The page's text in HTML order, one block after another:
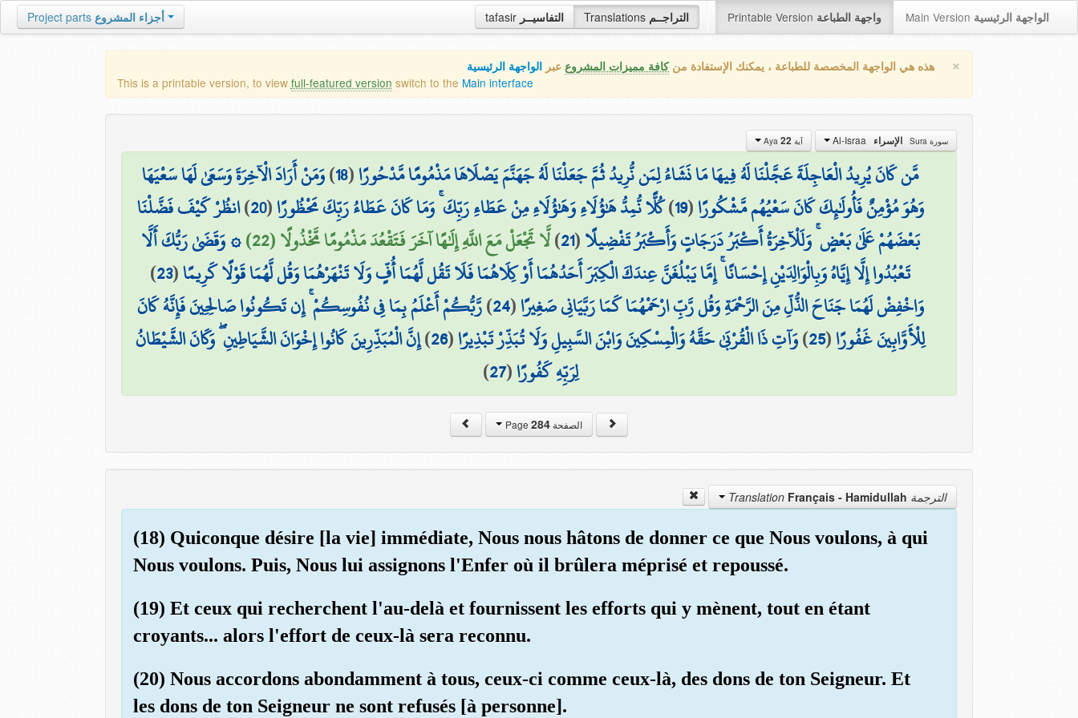
tafasir التفاسيــر Translations التراجــم Printable Version واجهة الطباعة Main Version الواجهة الرئيسية Project parts أجزاء المشروع
× هذه هي الواجهة المخصصة للطباعة ، يمكنك الإستفادة منكافة مميزات المشروع عبر الواجهة الرئيسية
This is a printable version, to view full-featured version switch to the Main interface
سورة Sura الإسراء آية Aya 22
مَّن كَانَ يُرِيدُ الْعَاجِلَةَ عَجَّلْنَا لَهُ فِيهَا مَا نَشَاءُ لِمَن نُّرِيدُ ثُمَّ جَعَلْنَا لَهُ جَهَنَّمَ يَصْلَاهَا مَذْمُومًا مَّدْحُورًا(
18
)وَمَنْ أَرَادَ الْآخِرَةَ وَسَعَىٰ لَهَا سَعْيَهَا
وَهُوَ مُؤْمِنٌ فَأُولَٰئِكَ كَانَ سَعْيُهُم مَّشْكُورًا(
19
)كُلًّا نُّمِدُّ هَٰؤُلَاءِ وَهَٰؤُلَاءِ مِنْ عَطَاءِ رَبِّكَ ۚ وَمَا كَانَ عَطَاءُ رَبِّكَ مَحْظُورًا(
20
)انظُرْ كَيْفَ فَضَّلْنَا
بَعْضَهُمْ عَلَىٰ بَعْضٍ ۚ وَلَلْآخِرَةُ أَكْبَرُ دَرَجَاتٍ وَأَكْبَرُ تَفْضِيلًا(
21
)لَّا تَجْعَلْ مَعَ اللَّهِ إِلَٰهًا آخَرَ فَتَقْعُدَ مَذْمُومًا مَّخْذُولًا (22)
۞ وَقَضَىٰ رَبُّكَ أَلَّا
تَعْبُدُوا إِلَّا إِيَّاهُ وَبِالْوَالِدَيْنِ إِحْسَانًا ۚ إِمَّا يَبْلُغَنَّ عِندَكَ الْكِبَرَ أَحَدُهُمَا أَوْ كِلَاهُمَا فَلَا تَقُل لَّهُمَا أُفٍّ وَلَا تَنْهَرْهُمَا وَقُل لَّهُمَا قَوْلًا كَرِيمًا(
23
)
وَاخْفِضْ لَهُمَا جَنَاحَ الذُّلِّ مِنَ الرَّحْمَةِ وَقُل رَّبِّ ارْحَمْهُمَا كَمَا رَبَّيَانِي صَغِيرًا(
24
)رَّبُّكُمْ أَعْلَمُ بِمَا فِي نُفُوسِكُمْ ۚ إِن تَكُونُوا صَالِحِينَ فَإِنَّهُ كَانَ
لِلْأَوَّابِينَ غَفُورًا(
25
)وَآتِ ذَا الْقُرْبَىٰ حَقَّهُ وَالْمِسْكِينَ وَابْنَ السَّبِيلِ وَلَا تُبَذِّرْ تَبْذِيرًا(
26
)إِنَّ الْمُبَذِّرِينَ كَانُوا إِخْوَانَ الشَّيَاطِينِ ۖ وَكَانَ الشَّيْطَانُ
لِرَبِّهِ كَفُورًا(
27
)
الصفحة Page284
الترجمة Translation Français - Hamidullah
(18) Quiconque désire [la vie] immédiate, Nous nous hâtons de donner ce que Nous voulons, à qui
Nous voulons. Puis, Nous lui assignons l'Enfer où il brûlera méprisé et repoussé.
(19) Et ceux qui recherchent l'au-delà et fournissent les efforts qui y mènent, tout en étant
croyants... alors l'effort de ceux-là sera reconnu.
(20) Nous accordons abondamment à tous, ceux-ci comme ceux-là, des dons de ton Seigneur. Et
les dons de ton Seigneur ne sont refusés [à personne].